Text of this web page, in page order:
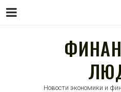
Новости экономики и